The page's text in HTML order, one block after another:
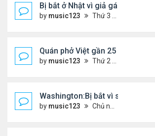
Bị bắt ở Nhật vì giả gái lừa 28
by music123 Thứ 3 Tháng 3 03, 2026 5:36 pm
Quán phở Việt gần 25 năm giữ
by music123 Thứ 2 Tháng 3 02, 2026 3:52 pm
Washington:Bị bắt vì sát hại mẹ
by music123 Chủ nhật Tháng 3 01, 2026 6:24 pm